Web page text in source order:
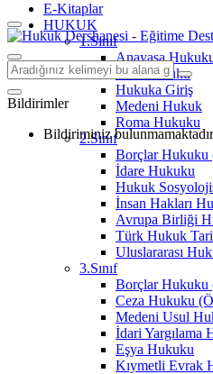
E-Kitaplar
HUKUK
1.Sınıf
Anayasa
Aile Hukuku
Hukuka Giriş
Medeni Hukuk
Roma Hukuku
2.Sınıf
Borçlar Hukuku
İdare Hukuku
Hukuk
İnsan Hakları
Avrupa Birliği
Türk Hukuk
Uluslararası
3.Sınıf
Borçlar Hukuku
Ceza Hukuku
Medeni Usul
İdari Yargılama
Eşya Hukuku
Kıymetli Evrak
Bildirimler
Bildiriminiz